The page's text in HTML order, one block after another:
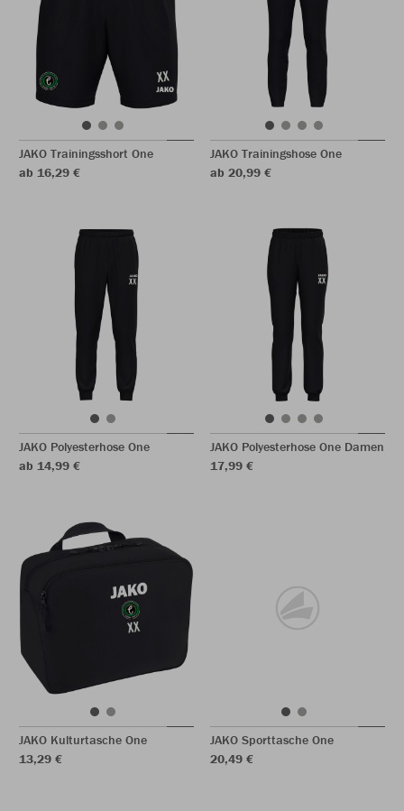
JAKO Trainingsshort One
ab 16,29 €
JAKO Trainingshose One
ab 20,99 €
JAKO Polyesterhose One
ab 14,99 €
JAKO Polyesterhose One Damen
17,99 €
JAKO Kulturtasche One
13,29 €
JAKO Sporttasche One
20,49 €